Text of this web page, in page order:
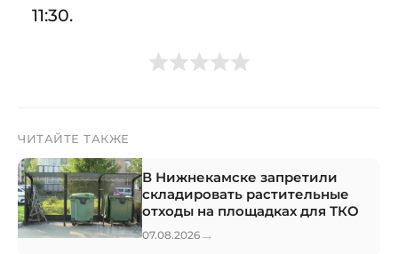
11:30.
ЧИТАЙТЕ ТАКЖЕ
В Нижнекамске запретили
складировать растительные
отходы на площадках для ТКО
07.08.2026 →